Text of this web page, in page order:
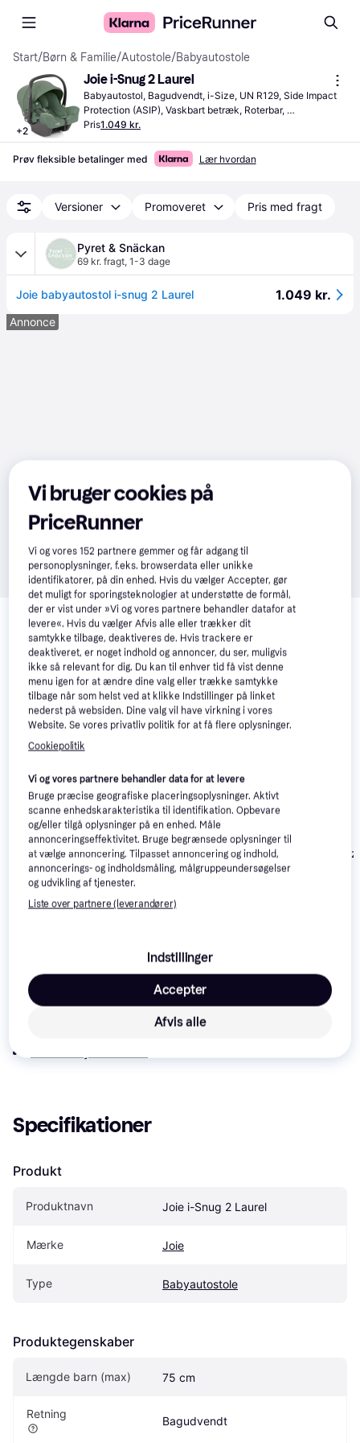
Start/Børn & Familie/Autostole/Babyautostole
+2
Joie i-Snug 2 Laurel
Babyautostol, Bagudvendt, i-Size, UN R129, Side Impact
Protection (ASIP), Vaskbart betræk, Roterbar,
Bærehåndtag, Justerbar nakkestøtte
Pris1.049 kr.
Prøv fleksible betalinger med Lær hvordan
Versioner Promoveret Pris med fragt
Pyret & Snäckan
69 kr. fragt, 1-3 dage
Joie babyautostol i-snug 2 Laurel 1.049 kr.
Annonce
Relaterede produkter
Se vores forslag til andre produkter, der matcher dine
interesser. Vis alle
Trender
Doona X Autostol
Baby Dusty Sage
4.995 kr.
Eller 3 betalinger af
1.665 kr.
Cybex Cloud T i-Size
Plus Leaf Green
2.017 kr.
Maxi-Cosi
CabrioFix i-
Essential
Laveste pris for Joie i-Snug 2 Laurel er 1.049 kr.. Det
er den bedste pris lige nu hos 1 butik.
Specifikationer
Produkt
Produktnavn Joie i-Snug 2 Laurel
Mærke Joie
Type Babyautostole
Produktegenskaber
Længde barn (max) 75 cm
Retning
Bagudvendt
Vi bruger cookies på
PriceRunner
Vi og vores152 partnere gemmer og får adgang til
personoplysninger, f.eks. browserdata eller unikke
identifikatorer, på din enhed. Hvis du vælger Accepter, gør
det muligt for sporingsteknologier at understøtte de formål,
der er vist under »Vi og vores partnere behandler datafor at
levere«. Hvis du vælger Afvis alle eller trækker dit
samtykke tilbage, deaktiveres de. Hvis trackere er
deaktiveret, er noget indhold og annoncer, du ser, muligvis
ikke så relevant for dig. Du kan til enhver tid få vist denne
menu igen for at ændre dine valg eller trække samtykke
tilbage når som helst ved at klikke Indstillinger på linket
nederst på websiden. Dine valg vil have virkning i vores
Website. Se vores privatliv politik for at få flere oplysninger.
Cookiepolitik
Vi og vores partnere behandler data for at levere
Bruge præcise geografiske placeringsoplysninger. Aktivt
scanne enhedskarakteristika til identifikation. Opbevare
og/eller tilgå oplysninger på en enhed. Måle
annonceringseffektivitet. Bruge begrænsede oplysninger til
at vælge annoncering. Tilpasset annoncering og indhold,
annoncerings- og indholdsmåling, målgruppeundersøgelser
og udvikling af tjenester.
Liste over partnere (leverandører)
Indstillinger
Afvis alle
Accepter